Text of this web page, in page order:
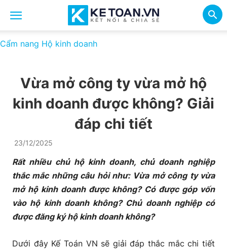
Cẩm nang Hộ kinh doanh
Vừa mở công ty vừa mở hộ
kinh doanh được không? Giải
đáp chi tiết
23/12/2025
Rất nhiều chủ hộ kinh doanh, chủ doanh nghiệp
thắc mắc những câu hỏi như: Vừa mở công ty vừa
mở hộ kinh doanh được không? Có được góp vốn
vào hộ kinh doanh không? Chủ doanh nghiệp có
được đăng ký hộ kinh doanh không?
Dưới đây Kế Toán VN sẽ giải đáp thắc mắc chi tiết